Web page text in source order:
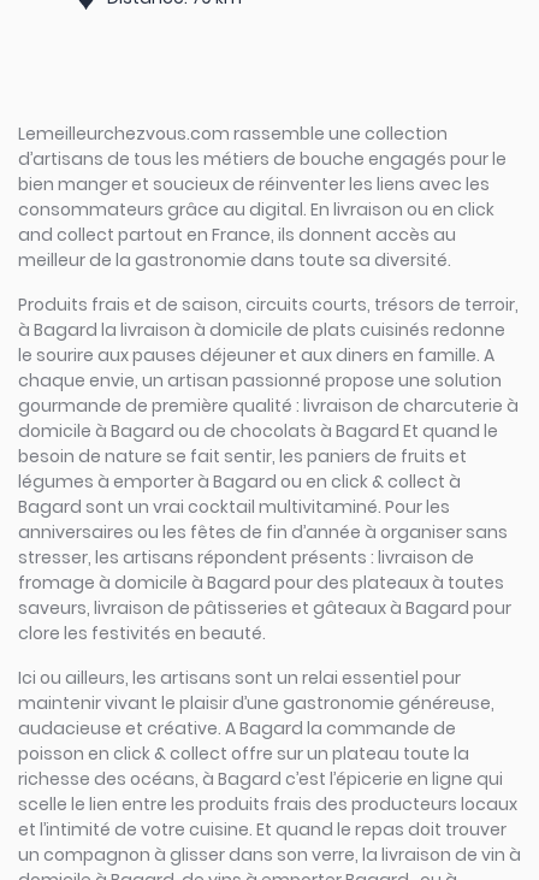
Lemeilleurchezvous.com rassemble une collection
d’artisans de tous les métiers de bouche engagés pour le
bien manger et soucieux de réinventer les liens avec les
consommateurs grâce au digital. En livraison ou en click
and collect partout en France, ils donnent accès au
meilleur de la gastronomie dans toute sa diversité.
Produits frais et de saison, circuits courts, trésors de terroir,
à Bagard la livraison à domicile de plats cuisinés redonne
le sourire aux pauses déjeuner et aux diners en famille. A
chaque envie, un artisan passionné propose une solution
gourmande de première qualité : livraison de charcuterie à
domicile à Bagard ou de chocolats à Bagard Et quand le
besoin de nature se fait sentir, les paniers de fruits et
légumes à emporter à Bagard ou en click & collect à
Bagard sont un vrai cocktail multivitaminé. Pour les
anniversaires ou les fêtes de fin d’année à organiser sans
stresser, les artisans répondent présents : livraison de
fromage à domicile à Bagard pour des plateaux à toutes
saveurs, livraison de pâtisseries et gâteaux à Bagard pour
clore les festivités en beauté.
Ici ou ailleurs, les artisans sont un relai essentiel pour
maintenir vivant le plaisir d’une gastronomie généreuse,
audacieuse et créative. A Bagard la commande de
poisson en click & collect offre sur un plateau toute la
richesse des océans, à Bagard c’est l’épicerie en ligne qui
scelle le lien entre les produits frais des producteurs locaux
et l’intimité de votre cuisine. Et quand le repas doit trouver
un compagnon à glisser dans son verre, la livraison de vin à